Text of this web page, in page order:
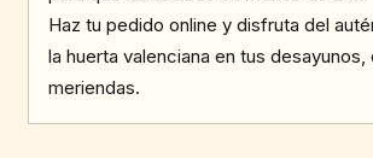
Haz tu pedido online y disfruta del
la huerta valenciana en tus desayunos,
meriendas.